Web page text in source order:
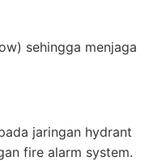
sehingga menjaga
jaringan hydrant
fire alarm system.